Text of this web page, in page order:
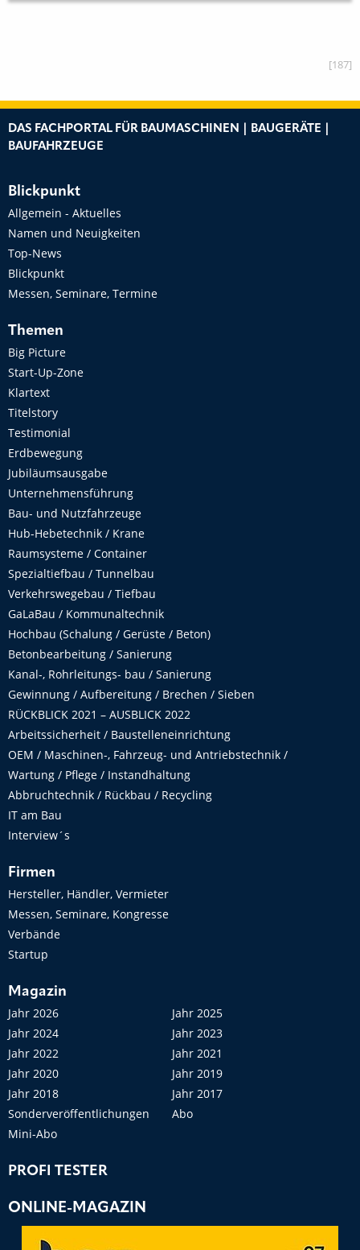
[187]
DAS FACHPORTAL FÜR BAUMASCHINEN | BAUGERÄTE |
BAUFAHRZEUGE
Blickpunkt
Allgemein - Aktuelles
Namen und Neuigkeiten
Top-News
Blickpunkt
Messen, Seminare, Termine
Themen
Big Picture
Start-Up-Zone
Klartext
Titelstory
Testimonial
Erdbewegung
Jubiläumsausgabe
Unternehmensführung
Bau- und Nutzfahrzeuge
Hub-Hebetechnik / Krane
Raumsysteme / Container
Spezialtiefbau / Tunnelbau
Verkehrswegebau / Tiefbau
GaLaBau / Kommunaltechnik
Hochbau (Schalung / Gerüste / Beton)
Betonbearbeitung / Sanierung
Kanal-, Rohrleitungs- bau / Sanierung
Gewinnung / Aufbereitung / Brechen / Sieben
RÜCKBLICK 2021 – AUSBLICK 2022
Arbeitssicherheit / Baustelleneinrichtung
OEM / Maschinen-, Fahrzeug- und Antriebstechnik /
Wartung / Pflege / Instandhaltung
Abbruchtechnik / Rückbau / Recycling
IT am Bau
Interview´s
Firmen
Hersteller, Händler, Vermieter
Messen, Seminare, Kongresse
Verbände
Startup
Magazin
Jahr 2026
Jahr 2025
Jahr 2024
Jahr 2023
Jahr 2022
Jahr 2021
Jahr 2020
Jahr 2019
Jahr 2018
Jahr 2017
Sonderveröffentlichungen
Abo
Mini-Abo
PROFI TESTER
ONLINE-MAGAZIN